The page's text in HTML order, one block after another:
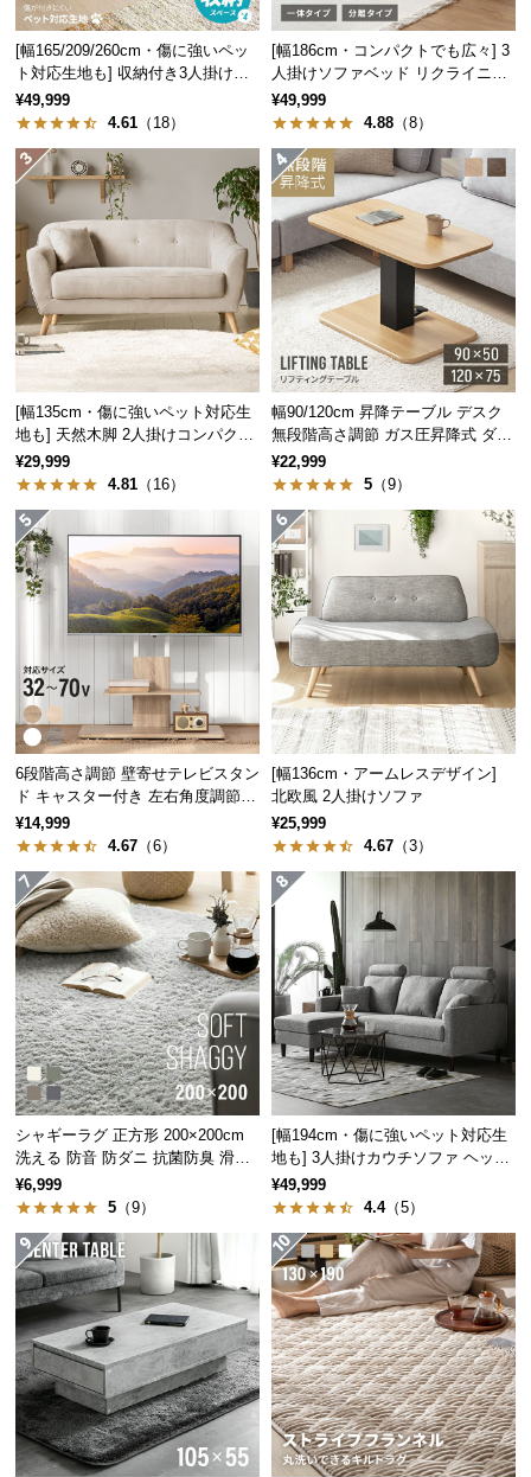
中
型
商
品
の
配
送
に
つ
い
て
小
商
品
の
配
に
つ
い
開
梱
設
置
サ
ー
ビ
ス
に
つ
い
て
搬
入
経
路
に
つ
い
て
返
品・
キ
ャ
ン
セ
ル
に
[幅165/209/260cm・傷に強いペッ
ト対応生地も] 収納付き3人掛け多
機能ソファ
¥49,999
4.61 （18）
[幅186cm・コンパクトでも広々] 3
人掛けソファベッド リクライニン
グ 天然木フレーム 北欧
¥49,999
4.88 （8）
[幅135cm・傷に強いペット対応生
地も] 天然木脚 2人掛けコンパクト
ソファ 北欧風
¥29,999
4.81 （16）
幅90/120cm 昇降テーブル デスク
無段階高さ調節 ガス圧昇降式 ダイ
ニング 高さ55~70cm
¥22,999
5 （9）
6段階高さ調節 壁寄せテレビスタン
ド キャスター付き 左右角度調節機
能
¥14,999
4.67 （6）
[幅136cm・アームレスデザイン]
北欧風 2人掛けソファ
¥25,999
4.67 （3）
シャギーラグ 正方形 200×200cm
洗える 防音 防ダニ 抗菌防臭 滑り
止め付き
¥6,999
5 （9）
[幅194cm・傷に強いペット対応生
地も] 3人掛けカウチソファ ヘッド
レスト付 レイアウト自由 広々設計
¥49,999
4.4（5）